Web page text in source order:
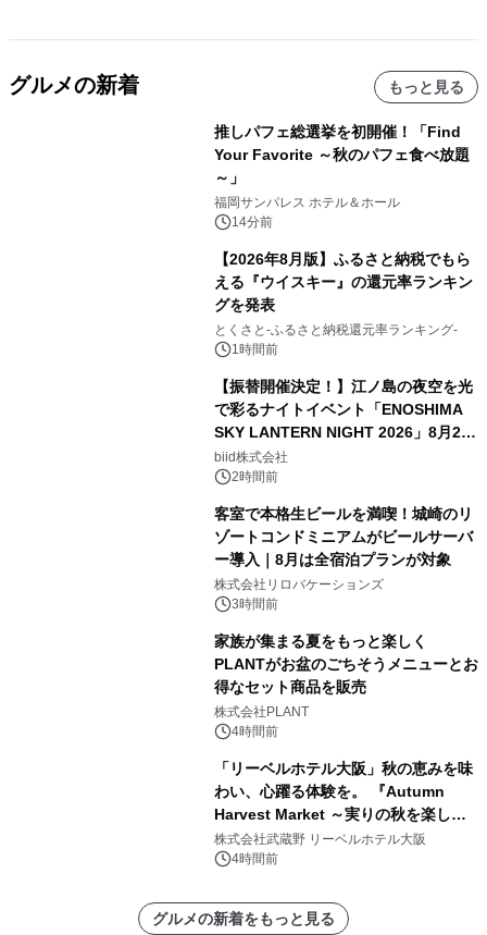
グルメの新着 もっと見る
推しパフェ総選挙を初開催！「Find
Your Favorite ～秋のパフェ食べ放題
～」
福岡サンパレス ホテル＆ホール
14分前
【2026年8月版】ふるさと納税でもら
える『ウイスキー』の還元率ランキン
グを発表
とくさと-ふるさと納税還元率ランキング-
1時間前
【振替開催決定！】江ノ島の夜空を光
で彩るナイトイベント「ENOSHIMA
SKY LANTERN NIGHT 2026」8月22
日(土)振替開催＆受付スタート！
biid株式会社
2時間前
客室で本格生ビールを満喫！城崎のリ
ゾートコンドミニアムがビールサーバ
ー導入｜8月は全宿泊プランが対象
株式会社リロバケーションズ
3時間前
家族が集まる夏をもっと楽しく
PLANTがお盆のごちそうメニューとお
得なセット商品を販売
株式会社PLANT
4時間前
「リーベルホテル大阪」秋の恵みを味
わい、心躍る体験を。 『Autumn
Harvest Market ～実りの秋を楽しむ
ディナー&スイーツビュッフェ～』を9
月18日より開催！
株式会社武蔵野 リーベルホテル大阪
4時間前
グルメの新着をもっと見る